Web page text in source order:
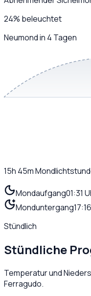
24% beleuchtet
Neumond in 4 Tagen
15h 45m
Mondaufgang01:31
Monduntergang
Stündlich
Stündliche
Temperatur und
Ferragudo.